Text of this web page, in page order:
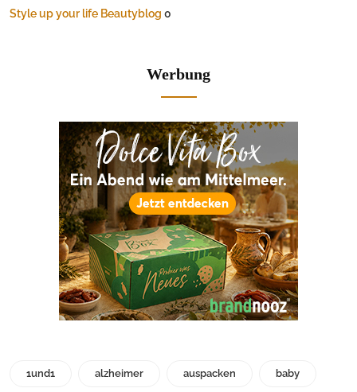
Style up your life Beautyblog 0
Werbung
1und1 alzheimer auspacken baby